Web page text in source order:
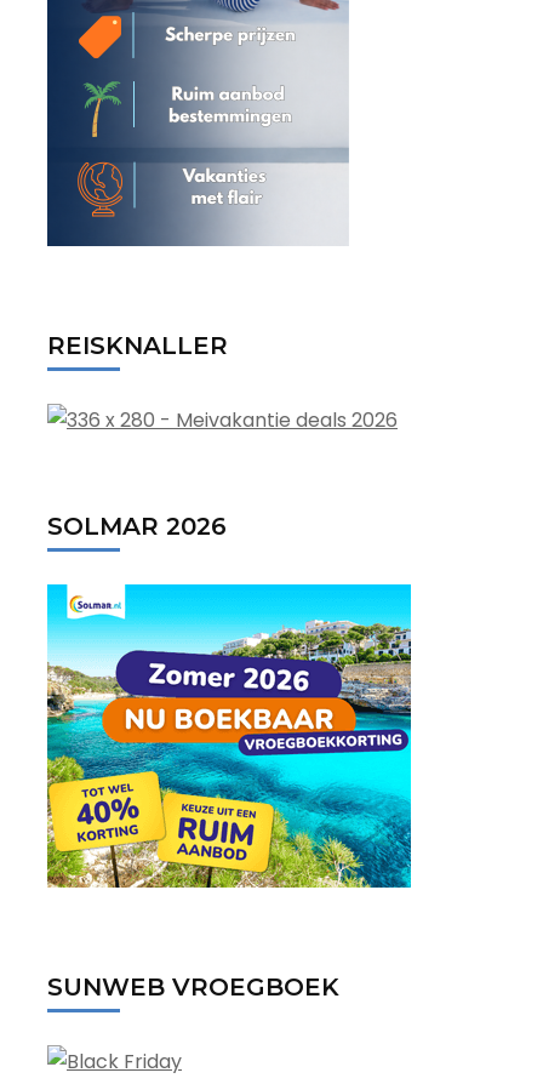
REISKNALLER
SOLMAR 2026
SUNWEB VROEGBOEK